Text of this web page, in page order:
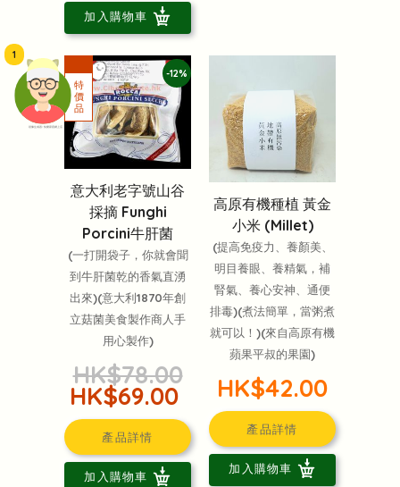
頭像生成器: 快樂家庭網上店
1
加入購物車
-12%
意大利老字號山谷
採摘 Funghi
Porcini牛肝菌
(一打開袋子，你就會聞
到牛肝菌乾的香氣直湧
出來)(意大利1870年創
立菇菌美食製作商人手
用心製作)
HK$78.00
HK$69.00
產品詳情
加入購物車
高原有機種植 黃金
小米 (Millet)
(提高免疫力、養顏美、
明目養眼、養精氣，補
腎氣、養心安神、通便
排毒)(煮法簡單，當粥煮
就可以！)(來自高原有機
蘋果平叔的果園)
HK$42.00
產品詳情
加入購物車